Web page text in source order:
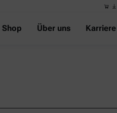
Shop Über uns Karriere